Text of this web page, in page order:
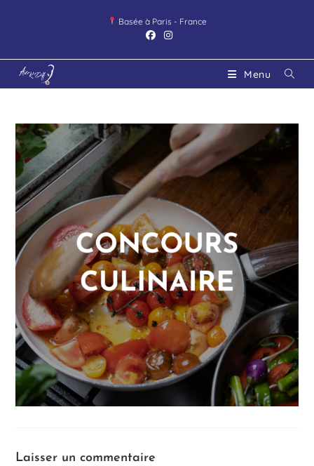
Basée à Paris - France
Menu
Laisser un commentaire